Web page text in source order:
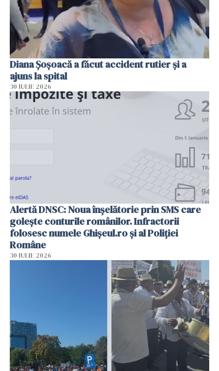
Diana Șoșoacă a făcut accident rutier și a
ajuns la spital
30 IULIE 2026
Alertă DNSC: Noua înșelătorie prin SMS care
golește conturile românilor. Infractorii
folosesc numele Ghișeul.ro și al Poliției
Române
30 IULIE 2026